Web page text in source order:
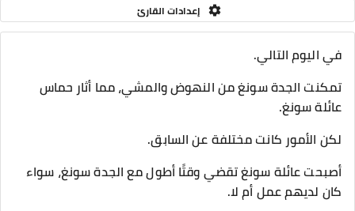
إعدادات القارئ
في اليوم التالي.
تمكنت الجدة سونغ من النهوض والمشي، مما أثار حماس
عائلة سونغ.
لكن الأمور كانت مختلفة عن السابق.
أصبحت عائلة سونغ تقضي وقتًا أطول مع الجدة سونغ، سواء
كان لديهم عمل أم لا.